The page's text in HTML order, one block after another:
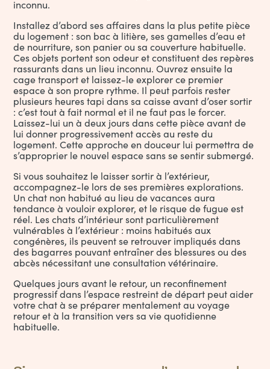
inconnu.
Installez d’abord ses affaires dans la plus petite pièce
du logement : son bac à litière, ses gamelles d’eau et
de nourriture, son panier ou sa couverture habituelle.
Ces objets portent son odeur et constituent des repères
rassurants dans un lieu inconnu. Ouvrez ensuite la
cage transport et laissez-le explorer ce premier
espace à son propre rythme. Il peut parfois rester
plusieurs heures tapi dans sa caisse avant d’oser sortir
: c’est tout à fait normal et il ne faut pas le forcer.
Laissez-lui un à deux jours dans cette pièce avant de
lui donner progressivement accès au reste du
logement. Cette approche en douceur lui permettra de
s’approprier le nouvel espace sans se sentir submergé.
Si vous souhaitez le laisser sortir à l’extérieur,
accompagnez-le lors de ses premières explorations.
Un chat non habitué au lieu de vacances aura
tendance à vouloir explorer, et le risque de fugue est
réel. Les chats d’intérieur sont particulièrement
vulnérables à l’extérieur : moins habitués aux
congénères, ils peuvent se retrouver impliqués dans
des bagarres pouvant entraîner des blessures ou des
abcès nécessitant une consultation vétérinaire.
Quelques jours avant le retour, un reconfinement
progressif dans l’espace restreint de départ peut aider
votre chat à se préparer mentalement au voyage
retour et à la transition vers sa vie quotidienne
habituelle.